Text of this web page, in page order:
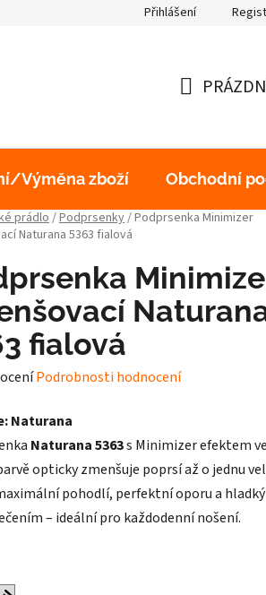
Přihlášení
KOŠÍK
Výměna zboží Obchodní
prádlo/Podprsenky/Podprsenka Minimizer
Naturana 5363 fialová
fialová
Podrobnosti hodnocení
Naturana
Naturana 5363s Minimizer efektem ve
opticky zmenšuje poprsí až o jednu
pohodlí, perfektní oporu a
– ideální pro každodenní nošení.